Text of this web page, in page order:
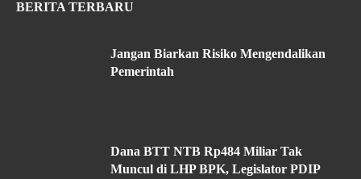
BERITA TERBARU
Jangan Biarkan Risiko Mengendalikan
Pemerintah
Dana BTT NTB Rp484 Miliar Tak
Muncul di LHP BPK, Legislator PDIP